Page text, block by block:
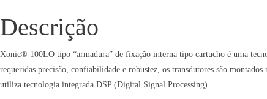
Descrição
Xonic® 100LO tipo “armadura” de fixação interna tipo cartucho é uma
requeridas precisão, confiabilidade e robustez, os transdutores são
utiliza tecnologia integrada DSP (Digital Signal Processing).